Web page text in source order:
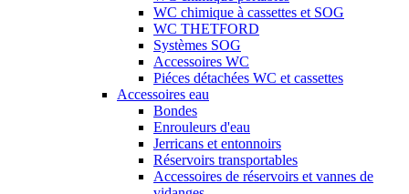
WC chimique à cassettes et SOG
WC THETFORD
Systèmes SOG
Accessoires WC
Piéces détachées WC et cassettes
Accessoires eau
Bondes
Enrouleurs d'eau
Jerricans et entonnoirs
Réservoirs transportables
Accessoires de réservoirs et vannes de